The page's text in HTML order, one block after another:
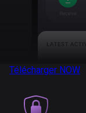
Télécharger NOW